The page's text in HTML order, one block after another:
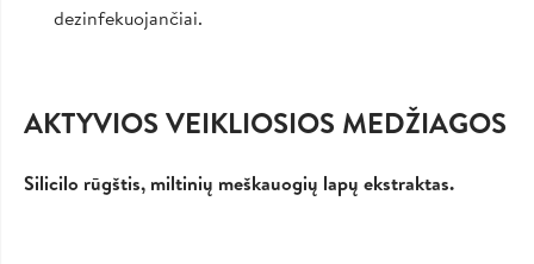
dezinfekuojančiai.
AKTYVIOS VEIKLIOSIOS MEDŽIAGOS
Silicilo rūgštis, miltinių meškauogių lapų ekstraktas.